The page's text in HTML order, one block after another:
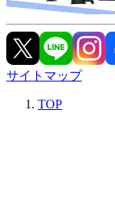
サイトマップ
TOP